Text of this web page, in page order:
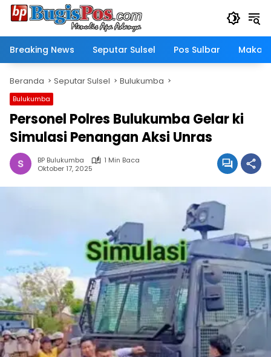
Langsung
Breaking News
Seputar Sulsel Pos Sulbar
Beranda Seputar Sulsel Bulukumba
Bulukumba
Personel Polres Bulukumba Gelar ki
Simulasi Penangan Aksi Unras
BP Bulukumba
1 Min Baca
Oktober 17, 2025